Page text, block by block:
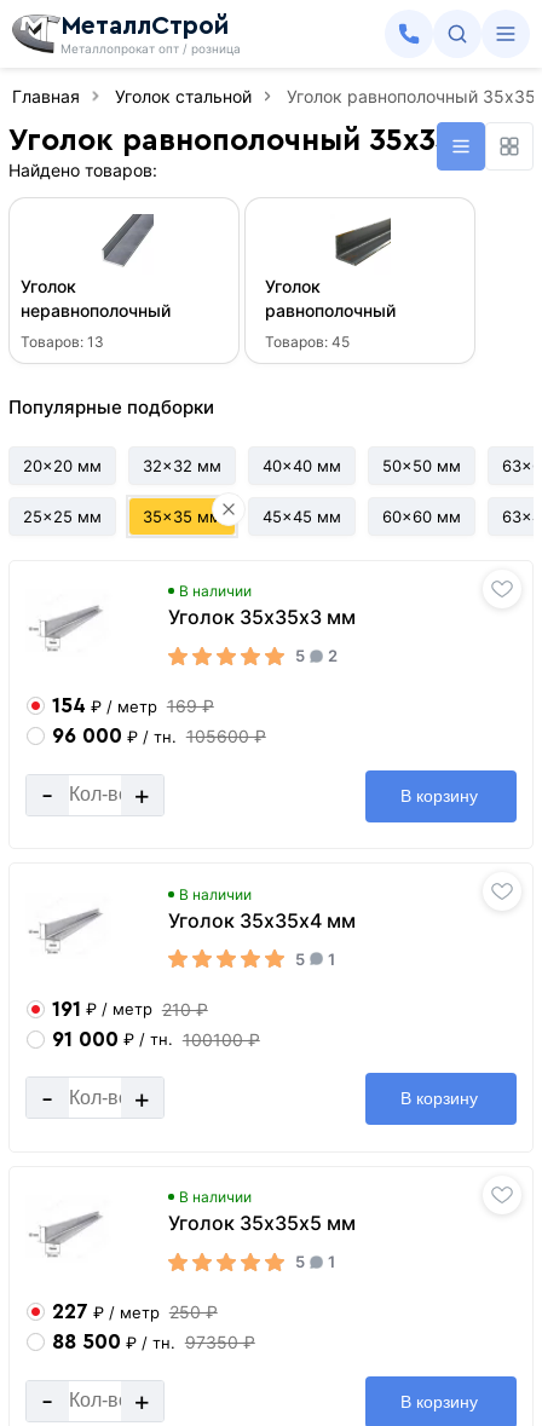
МеталлСтрой
Металлопрокат опт / розница
Главная Уголок стальной Уголок равнополочный
Уголок равнополочный 35x35 мм
Найдено товаров:
Уголок
неравнополочный
Товаров: 13
Уголок
равнополочный
Товаров: 45
Популярные подборки
20x20 мм
25x25 мм
32x32 мм
35x35 мм
40x40 мм
45x45 мм
50x50 мм
60x60 мм
В наличии
Уголок 35х35х3 мм
5 2
154 ₽ / метр 169 ₽
96 000 ₽ / тн. 105600 ₽
- + В корзину
В наличии
Уголок 35х35х4 мм
5 1
191 ₽ / метр 210 ₽
91 000 ₽ / тн. 100100 ₽
- + В корзину
В наличии
Уголок 35х35х5 мм
5 1
227 ₽ / метр 250 ₽
88 500 ₽ / тн. 97350 ₽
- + В корзину